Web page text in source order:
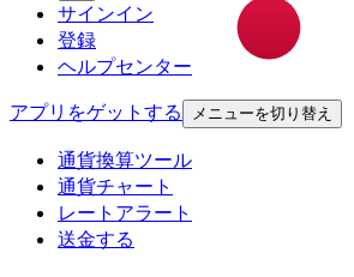
サインイン
登録
ヘルプセンター
アプリをゲットする
メニューを切り替え
通貨換算ツール
通貨チャート
レートアラート
送金する